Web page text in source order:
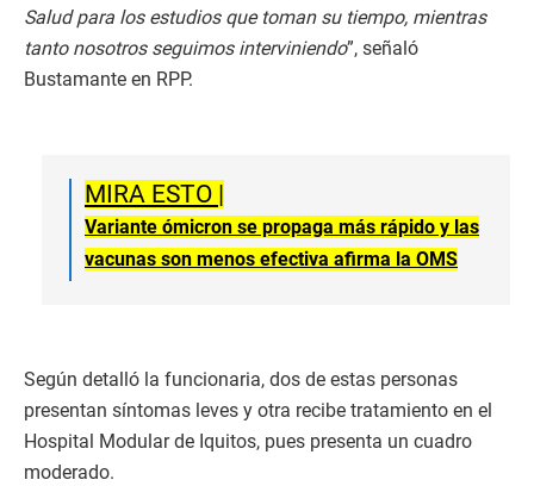
Salud para los estudios que toman su tiempo, mientras
tanto nosotros seguimos interviniendo”, señaló
Bustamante en RPP.
MIRA ESTO |
Variante ómicron se propaga más rápido y las
vacunas son menos efectiva afirma la OMS
Según detalló la funcionaria, dos de estas personas
presentan síntomas leves y otra recibe tratamiento en el
Hospital Modular de Iquitos, pues presenta un cuadro
moderado.